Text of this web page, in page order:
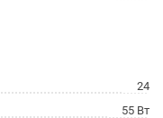
24
55 Вт